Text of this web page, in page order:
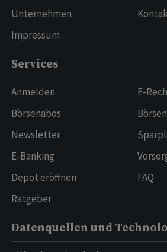
Unternehmen
Impressum
Services
Anmelden
Börsenabos
Newsletter
E-Banking
Depot eröffnen
Ratgeber
E-
FAQ
Datenquellen und